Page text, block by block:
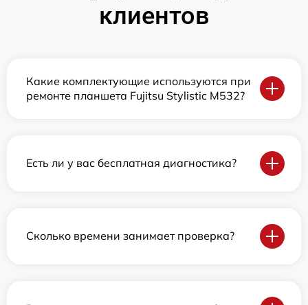
клиентов
Какие комплектующие используются при
ремонте планшета Fujitsu Stylistic M532?
Есть ли у вас бесплатная диагностика?
Сколько времени занимает проверка?